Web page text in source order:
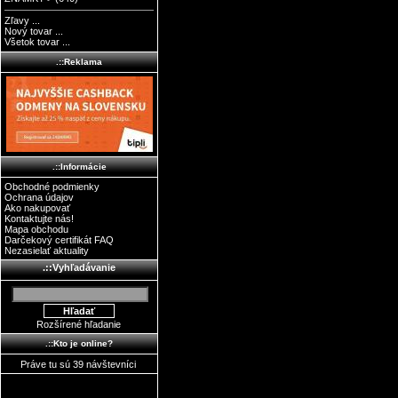
Zľavy ...
Nový tovar ...
Všetok tovar ...
.::Reklama
.::Informácie
Obchodné podmienky
Ochrana údajov
Ako nakupovať
Kontaktujte nás!
Mapa obchodu
Darčekový certifikát FAQ
Nezasielať aktuality
.::Vyhľadávanie
Rozšírené hľadanie
.::Kto je online?
Práve tu sú 39 návštevníci